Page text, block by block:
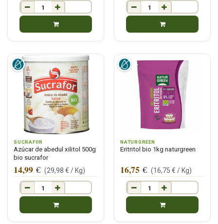
SUCRAFOR
Azúcar de abedul xilitol 500g
bio sucrafor
14,99 € (29,98 € / Kg)
NATURGREEN
Eritritol bio 1kg naturgreen
16,75 € (16,75 € / Kg)